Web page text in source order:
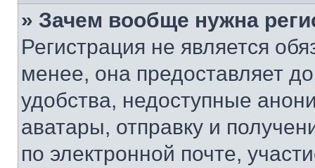
» Зачем вообще нужна
Регистрация не является
менее, она предоставляет
удобства, недоступные
аватары, отправку и
по электронной почте,